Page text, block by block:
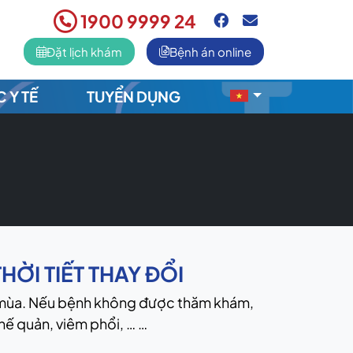
1900 9999 24
Đặt lịch khám Bệnh án online
Y TẾ TUYỂN DỤNG
TIẾT THAY ĐỔI
Nếu bệnh không được thăm khám,
quản, viêm phổi, … …